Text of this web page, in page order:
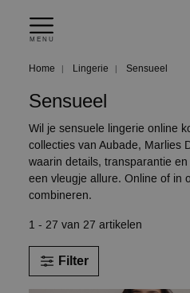
MENU
Home Lingerie Sensueel
Sensueel
Wil je sensuele lingerie online
collecties van Aubade, Marlies
waarin details, transparantie
een vleugje allure. Online of in
combineren.
1 - 27 van 27 artikelen
Filter